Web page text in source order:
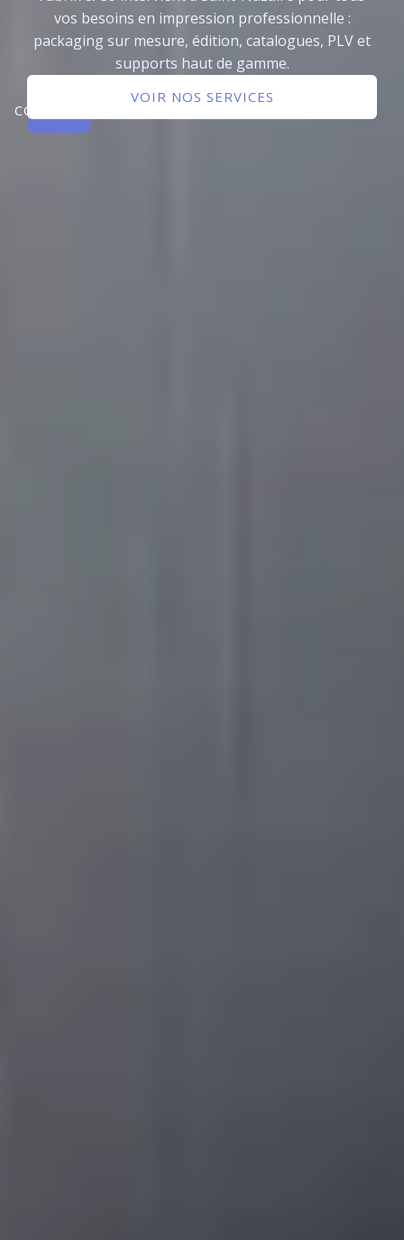
vos besoins en impression professionnelle :
packaging sur mesure, édition, catalogues, PLV et
supports haut de gamme.
CONTACTER
VOIR NOS SERVICES